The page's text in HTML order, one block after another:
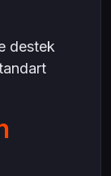
destek